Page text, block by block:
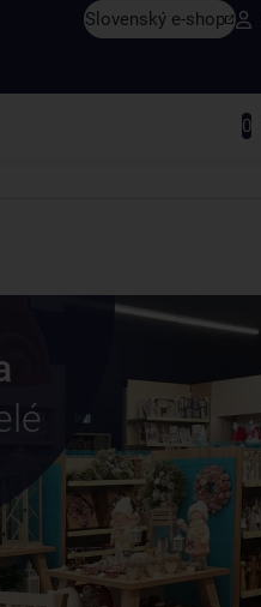
Slovenský e-shop
0